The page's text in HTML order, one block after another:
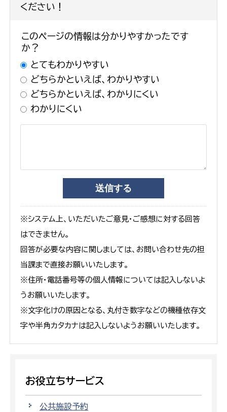
ください！
このページの情報は分かりやすかったです
か？
とてもわかりやすい
どちらかといえば、わかりやすい
どちらかといえば、わかりにくい
わかりにくい
※システム上、いただいたご意見・ご感想に対する回答
はできません。
回答が必要な内容に関しましては、お問い合わせ先の担
当課まで直接お願いいたします。
※住所・電話番号等の個人情報については記入しないよ
うお願いいたします。
※文字化けの原因となる、丸付き数字などの機種依存文
字や半角カタカナは記入しないようお願いいたします。
お役立ちサービス
公共施設予約